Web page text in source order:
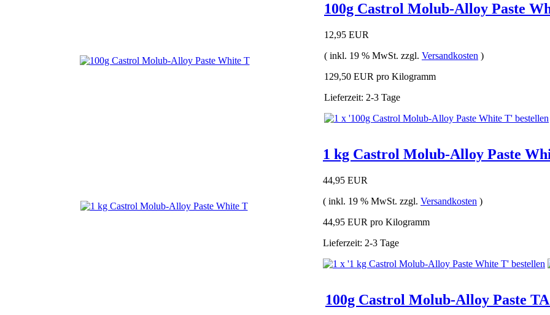
100g Castrol Molub-Alloy Paste
12,95 EUR
( inkl. 19 % MwSt. zzgl. Versandkosten )
129,50 EUR pro Kilogramm
Lieferzeit: 2-3 Tage
1 kg Castrol Molub-Alloy Paste
44,95 EUR
( inkl. 19 % MwSt. zzgl. Versandkosten )
44,95 EUR pro Kilogramm
Lieferzeit: 2-3 Tage
100g Castrol Molub-Alloy Paste